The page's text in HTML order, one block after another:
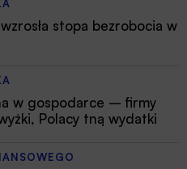
stopa bezrobocia w
w gospodarce – firmy
Polacy tną wydatki